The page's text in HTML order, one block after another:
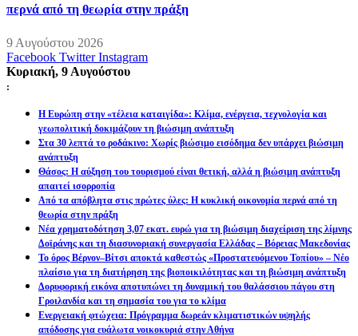
περνά από τη θεωρία στην πράξη
9 Αυγούστου 2026
Facebook Twitter Instagram
Κυριακή, 9 Αυγούστου
:
Η Ευρώπη στην «τέλεια καταιγίδα»: Κλίμα, ενέργεια, τεχνολογία και
γεωπολιτική δοκιμάζουν τη βιώσιμη ανάπτυξη
Στα 30 λεπτά το ροδάκινο: Χωρίς βιώσιμο εισόδημα δεν υπάρχει βιώσιμη
ανάπτυξη
Θάσος: Η αύξηση του τουρισμού είναι θετική, αλλά η βιώσιμη ανάπτυξη
απαιτεί ισορροπία
Από τα απόβλητα στις πρώτες ύλες: Η κυκλική οικονομία περνά από τη
θεωρία στην πράξη
Νέα χρηματοδότηση 3,07 εκατ. ευρώ για τη βιώσιμη διαχείριση της λίμνης
Δοϊράνης και τη διασυνοριακή συνεργασία Ελλάδας – Βόρειας Μακεδονίας
Το όρος Βέρνον–Βίτσι αποκτά καθεστώς «Προστατευόμενου Τοπίου» – Νέο
πλαίσιο για τη διατήρηση της βιοποικιλότητας και τη βιώσιμη ανάπτυξη
Δορυφορική εικόνα αποτυπώνει τη δυναμική του θαλάσσιου πάγου στη
Γροιλανδία και τη σημασία του για το κλίμα
Ενεργειακή φτώχεια: Πρόγραμμα δωρεάν κλιματιστικών υψηλής
απόδοσης για ευάλωτα νοικοκυριά στην Αθήνα